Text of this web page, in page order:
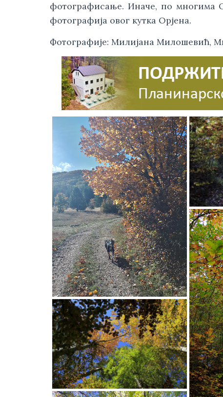
фотографисање. Иначе, по многима
фотографија овог кутка Орјена.
Фотографије: Милијана Милошевић,